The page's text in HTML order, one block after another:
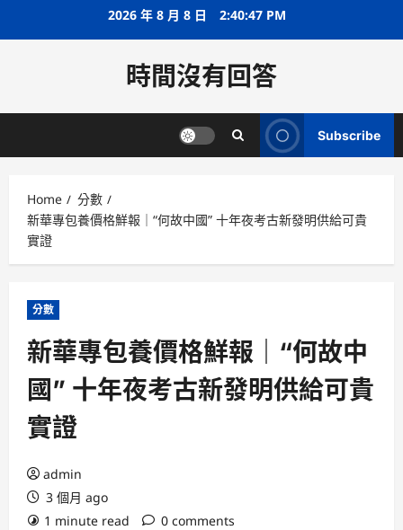
2026 年 8 月 8 日 2:40:47 PM
時間沒有回答
Subscribe
Home
分數
新華專包養價格鮮報｜“何故中國” 十年夜考古新發明供給可貴
實證
分數
新華專包養價格鮮報｜“何故中
國” 十年夜考古新發明供給可貴
實證
admin
3 個月 ago
1 minute read
0 comments